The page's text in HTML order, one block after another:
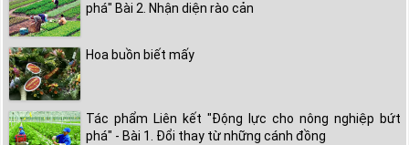
phá" Bài 2. Nhận diện rào cản
Hoa buồn biết mấy
Tác phẩm Liên kết "Động lực cho nông nghiệp bứt
phá" - Bài 1. Đổi thay từ những cánh đồng